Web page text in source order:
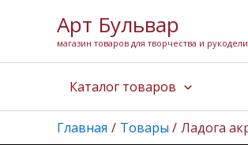
содержимому
Арт Бульвар
магазин товаров для творчества и
Каталог товаров
Главная Товары Ладога
товара
Ладога
Серебро